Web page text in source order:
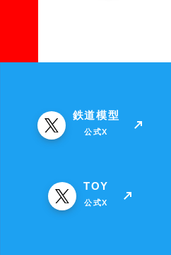
鉄道模型
公式X
TOY
公式X